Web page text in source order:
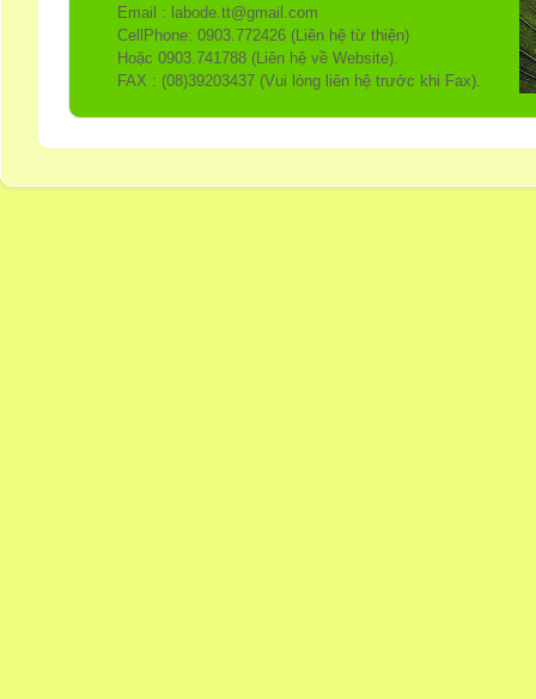
Email : labode.tt@gmail.com
CellPhone: 0903.772426 (Liên hệ từ thiện)
Hoặc 0903.741788 (Liên hệ về Website).
FAX : (08)39203437 (Vui lòng liên hệ trước khi Fax).